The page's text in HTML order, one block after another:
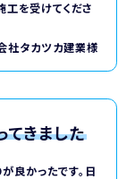
工を受けてくださ
社タカツカ建業様
てきました
良かったです。日